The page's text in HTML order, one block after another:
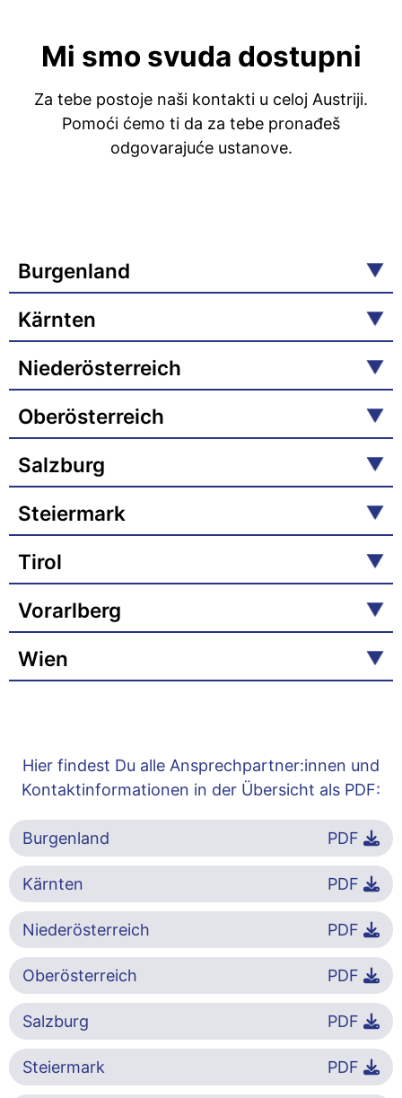
Mi smo svuda dostupni
Za tebe postoje naši kontakti u celoj Austriji.
Pomoći ćemo ti da za tebe pronađeš
odgovarajuće ustanove.
Burgenland
Kärnten
Niederösterreich
Oberösterreich
Salzburg
Steiermark
Tirol
Vorarlberg
Wien
Hier findest Du alle Ansprechpartner:innen und
Kontaktinformationen in der Übersicht als PDF:
Burgenland PDF
Kärnten PDF
Niederösterreich PDF
Oberösterreich PDF
Salzburg PDF
Steiermark PDF